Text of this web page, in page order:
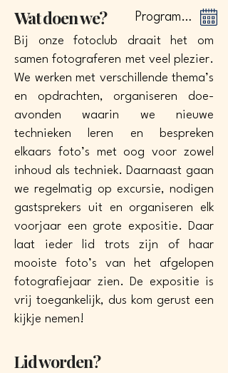
Wat doen we? Programma
Bij onze fotoclub draait het om
samen fotograferen met veel plezier.
We werken met verschillende thema’s
en opdrachten, organiseren doe-
avonden waarin we nieuwe
technieken leren en bespreken
elkaars foto’s met oog voor zowel
inhoud als techniek. Daarnaast gaan
we regelmatig op excursie, nodigen
gastsprekers uit en organiseren elk
voorjaar een grote expositie. Daar
laat ieder lid trots zijn of haar
mooiste foto’s van het afgelopen
fotografiejaar zien. De expositie is
vrij toegankelijk, dus kom gerust een
kijkje nemen!
Lid worden?